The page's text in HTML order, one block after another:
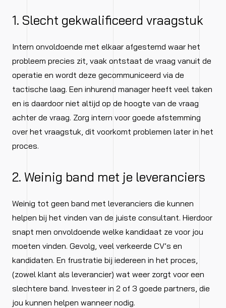
1. Slecht gekwalificeerd vraagstuk
Intern onvoldoende met elkaar afgestemd waar het
probleem precies zit, vaak ontstaat de vraag vanuit de
operatie en wordt deze gecommuniceerd via de
tactische laag. Een inhurend manager heeft veel taken
en is daardoor niet altijd op de hoogte van de vraag
achter de vraag. Zorg intern voor goede afstemming
over het vraagstuk, dit voorkomt problemen later in het
proces.
2. Weinig band met je leveranciers
Weinig tot geen band met leveranciers die kunnen
helpen bij het vinden van de juiste consultant. Hierdoor
snapt men onvoldoende welke kandidaat ze voor jou
moeten vinden. Gevolg, veel verkeerde CV’s en
kandidaten. En frustratie bij iedereen in het proces,
(zowel klant als leverancier) wat weer zorgt voor een
slechtere band. Investeer in 2 of 3 goede partners, die
jou kunnen helpen wanneer nodig.